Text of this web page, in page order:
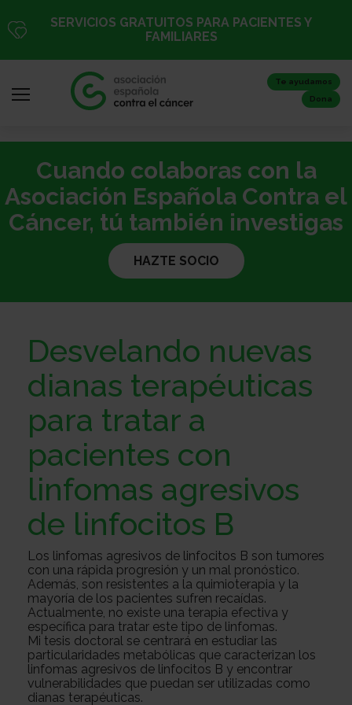
al
SERVICIOS GRATUITOS PARA PACIENTES Y
FAMILIARES
Te ayudamos
Dona
Iniciar
sesión
/
Registro
Inicio
Sobre
nosotros
Colabora
Todo
sobre
el
cancer
Investigación
Transparencia
Trabaja
Cuando colaboras con la
Asociación Española Contra el
Cáncer, tú también investigas
HAZTE SOCIO
Desvelando nuevas
dianas terapéuticas
para tratar a
pacientes con
linfomas agresivos
de linfocitos B
Los linfomas agresivos de linfocitos B son tumores
con una rápida progresión y un mal pronóstico.
Además, son resistentes a la quimioterapia y la
mayoría de los pacientes sufren recaídas.
Actualmente, no existe una terapia efectiva y
específica para tratar este tipo de linfomas.
Mi tesis doctoral se centrará en estudiar las
particularidades metabólicas que caracterizan los
linfomas agresivos de linfocitos B y encontrar
vulnerabilidades que puedan ser utilizadas como
dianas terapéuticas.